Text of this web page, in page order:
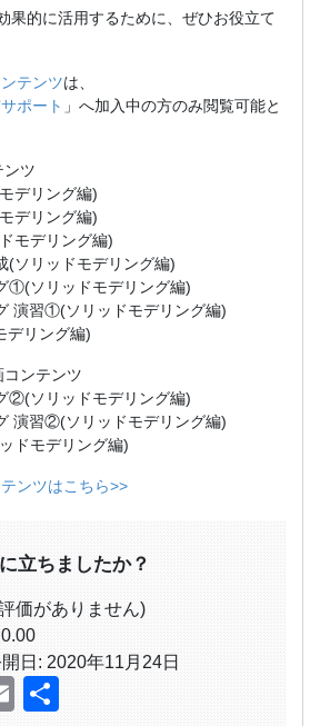
果的に活用するために、ぜひお役立て
テンツは、
ポート 」へ加入中の方のみ閲覧可能と
ンツ
デリング編)
デリング編)
モデリング編)
(ソリッドモデリング編)
①(ソリッドモデリング編)
演習①(ソリッドモデリング編)
デリング編)
ンテンツ
②(ソリッドモデリング編)
演習②(ソリッドモデリング編)
ドモデリング編)
ンツはこちら>>
立ちましたか？
価がありません)
0.00
日: 2020年11月24日
Email